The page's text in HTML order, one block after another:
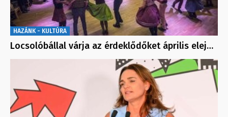
HAZÁNK - KULTÚRA
Locsolóbállal várja az érdeklődőket április elej…